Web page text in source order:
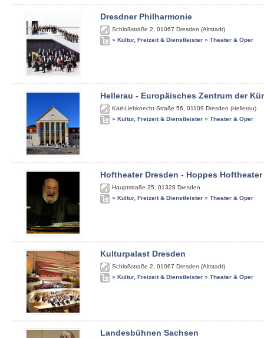
Dresdner Philharmonie
Schloßstraße 2 01067 Dresden (Altstadt)
» Kultur, Freizeit & Dienstleister » Theater & Oper
Hellerau - Europäisches Zentrum der
Karl-Liebknecht-Straße 56 01109 Dresden (Hellerau)
» Kultur, Freizeit & Dienstleister » Theater & Oper
Hoftheater Dresden - Hoppes Hoftheater
Hauptstraße 35 01328 Dresden
» Kultur, Freizeit & Dienstleister » Theater & Oper
Kulturpalast Dresden
Schloßstraße 2 01067 Dresden (Altstadt)
» Kultur, Freizeit & Dienstleister » Theater & Oper
Landesbühnen Sachsen